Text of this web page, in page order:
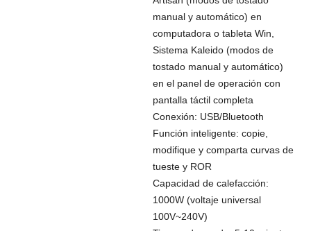
manual y automático) en
computadora o tableta Win,
Sistema Kaleido (modos de
tostado manual y automático)
en el panel de operación con
pantalla táctil completa
Conexión: USB/Bluetooth
Función inteligente: copie,
modifique y comparta curvas de
tueste y ROR
Capacidad de calefacción:
1000W (voltaje universal
100V~240V)